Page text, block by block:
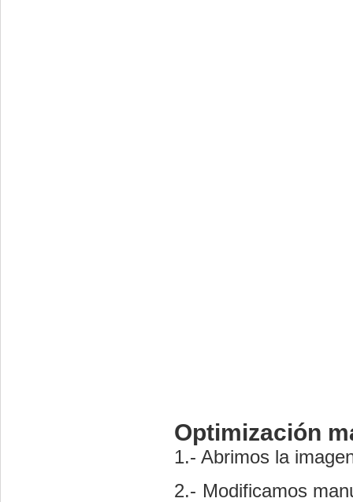
Optimización
1.- Abrimos la
2.- Modificamos